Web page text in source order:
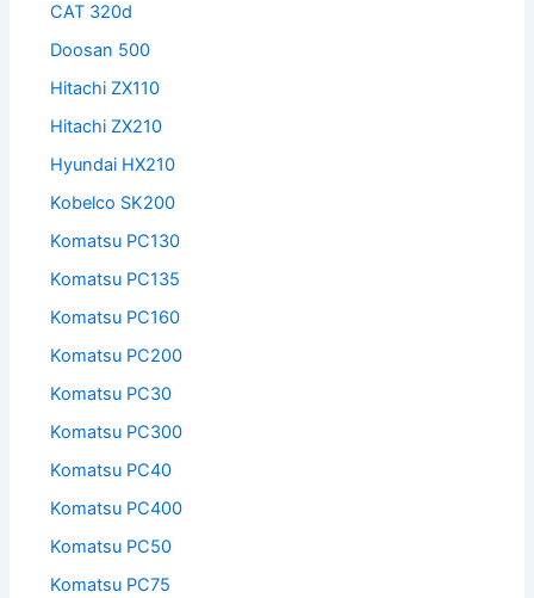
CAT 320d
Doosan 500
Hitachi ZX110
Hitachi ZX210
Hyundai HX210
Kobelco SK200
Komatsu PC130
Komatsu PC135
Komatsu PC160
Komatsu PC200
Komatsu PC30
Komatsu PC300
Komatsu PC40
Komatsu PC400
Komatsu PC50
Komatsu PC75